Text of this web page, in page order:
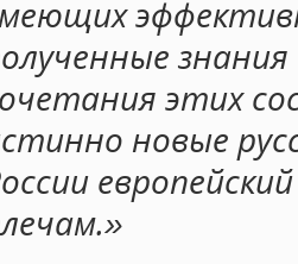
этих
новые